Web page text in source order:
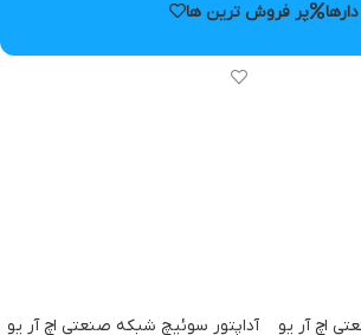
پر فروش ترین ها
اچ آر یو آداپتور سوئیچ شبکه صنعتی اچ آر یو